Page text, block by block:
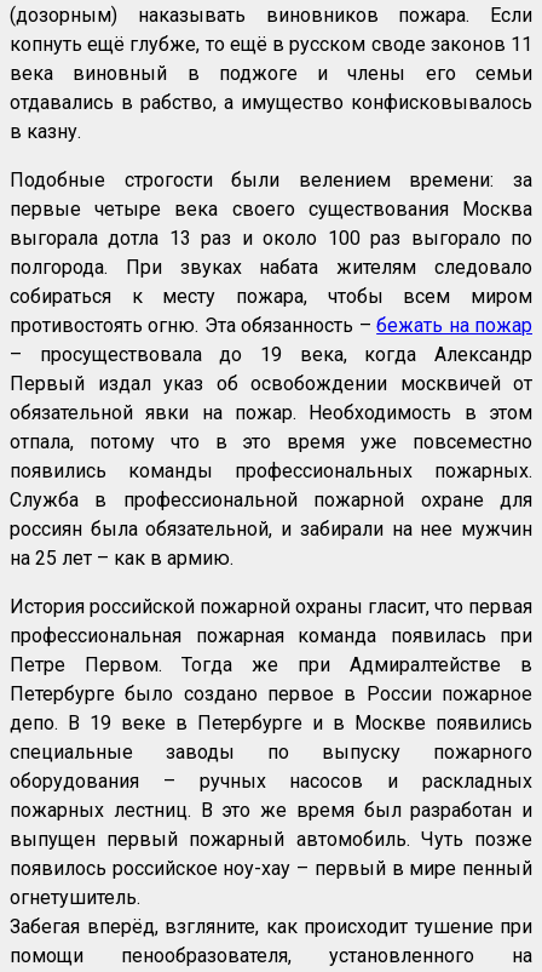
(дозорным) наказывать виновников пожара. Если
копнуть ещё глубже, то ещё в русском своде законов 11
века виновный в поджоге и члены его семьи
отдавались в рабство, а имущество конфисковывалось
в казну.
Подобные строгости были велением времени: за
первые четыре века своего существования Москва
выгорала дотла 13 раз и около 100 раз выгорало по
полгорода. При звуках набата жителям следовало
собираться к месту пожара, чтобы всем миром
противостоять огню. Эта обязанность –бежать на пожар
– просуществовала до 19 века, когда Александр
Первый издал указ об освобождении москвичей от
обязательной явки на пожар. Необходимость в этом
отпала, потому что в это время уже повсеместно
появились команды профессиональных пожарных.
Служба в профессиональной пожарной охране для
россиян была обязательной, и забирали на нее мужчин
на 25 лет – как в армию.
История российской пожарной охраны гласит, что первая
профессиональная пожарная команда появилась при
Петре Первом. Тогда же при Адмиралтействе в
Петербурге было создано первое в России пожарное
депо. В 19 веке в Петербурге и в Москве появились
специальные заводы по выпуску пожарного
оборудования – ручных насосов и раскладных
пожарных лестниц. В это же время был разработан и
выпущен первый пожарный автомобиль. Чуть позже
появилось российское ноу-хау – первый в мире пенный
огнетушитель.
Забегая вперёд, взгляните, как происходит тушение при
помощи пенообразователя, установленного на